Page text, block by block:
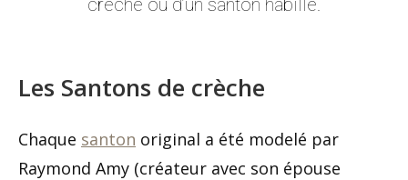
crèche ou d’un santon habillé.
Les Santons de crèche
Chaque santon original a été modelé par
Raymond Amy (créateur avec son épouse